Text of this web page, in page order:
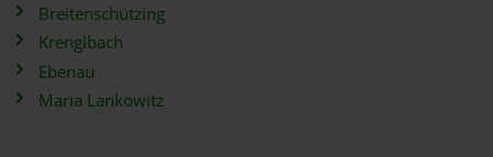
Breitenschützing
Krenglbach
Ebenau
Maria Lankowitz